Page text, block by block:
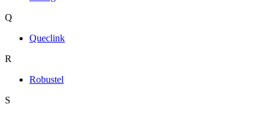
Q
Queclink
R
Robustel
S